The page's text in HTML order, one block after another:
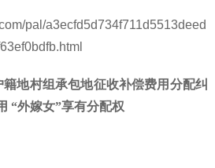
pal/a3ecfd5d734f711d5513deed
地村组承包地征收补偿费用分配纠
外嫁女”享有分配权